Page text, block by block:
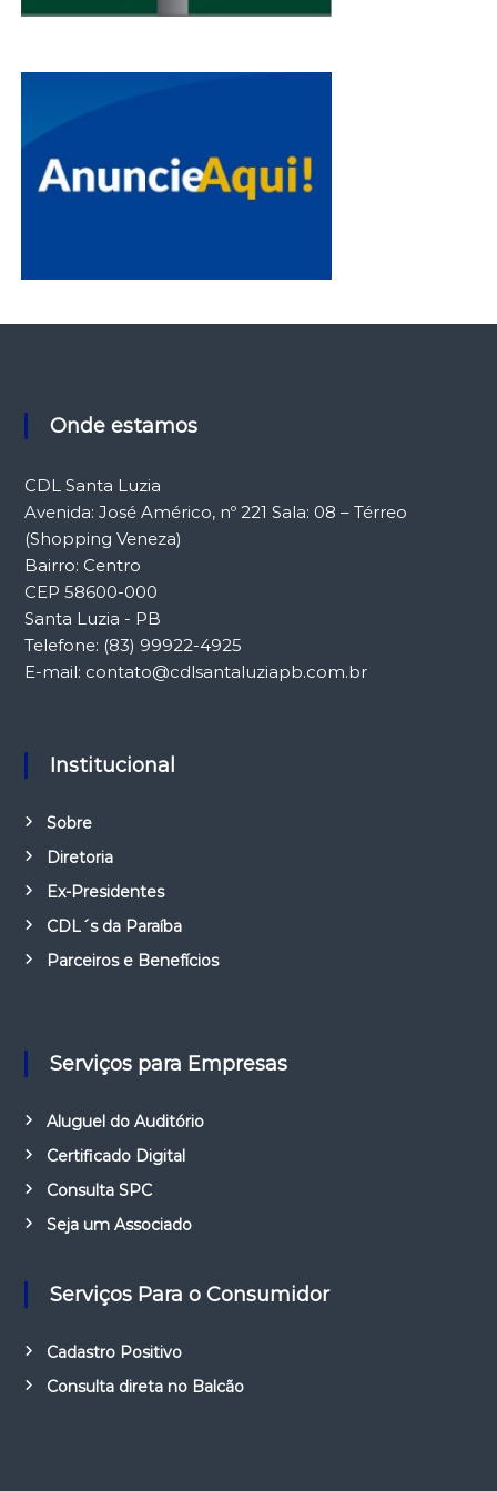
Onde estamos
CDL Santa Luzia
Avenida: José Américo, nº 221 Sala: 08 – Térreo
(Shopping Veneza)
Bairro: Centro
CEP 58600-000
Santa Luzia - PB
Telefone: (83) 99922-4925
E-mail: contato@cdlsantaluziapb.com.br
Institucional
Sobre
Diretoria
Ex-Presidentes
CDL´s da Paraíba
Parceiros e Benefícios
Serviços para Empresas
Aluguel do Auditório
Certificado Digital
Consulta SPC
Seja um Associado
Serviços Para o Consumidor
Cadastro Positivo
Consulta direta no Balcão